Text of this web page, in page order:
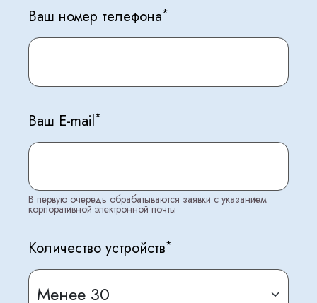
Ваш номер телефона*
Ваш E-mail*
В первую очередь обрабатываются заявки с указанием
корпоративной электронной почты
Количество устройств*